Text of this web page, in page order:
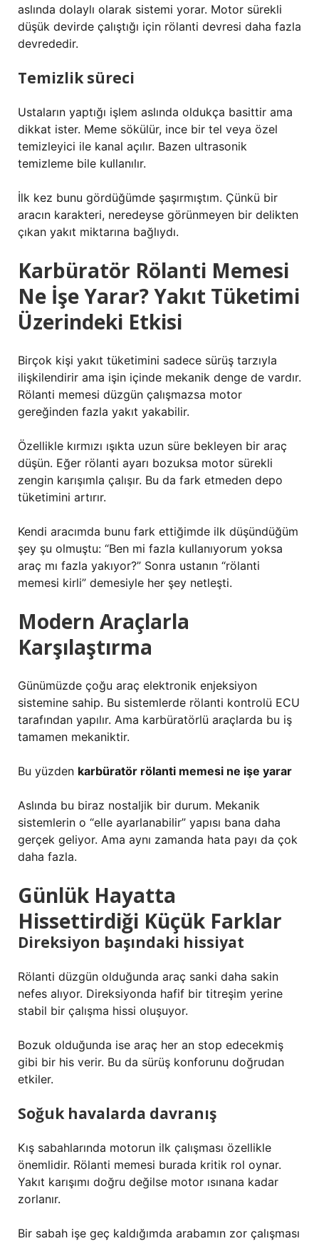
aslında dolaylı olarak sistemi yorar. Motor sürekli
düşük devirde çalıştığı için rölanti devresi daha fazla
devrededir.
Temizlik süreci
Ustaların yaptığı işlem aslında oldukça basittir ama
dikkat ister. Meme sökülür, ince bir tel veya özel
temizleyici ile kanal açılır. Bazen ultrasonik
temizleme bile kullanılır.
İlk kez bunu gördüğümde şaşırmıştım. Çünkü bir
aracın karakteri, neredeyse görünmeyen bir delikten
çıkan yakıt miktarına bağlıydı.
Karbüratör Rölanti Memesi
Ne İşe Yarar? Yakıt Tüketimi
Üzerindeki Etkisi
Birçok kişi yakıt tüketimini sadece sürüş tarzıyla
ilişkilendirir ama işin içinde mekanik denge de vardır.
Rölanti memesi düzgün çalışmazsa motor
gereğinden fazla yakıt yakabilir.
Özellikle kırmızı ışıkta uzun süre bekleyen bir araç
düşün. Eğer rölanti ayarı bozuksa motor sürekli
zengin karışımla çalışır. Bu da fark etmeden depo
tüketimini artırır.
Kendi aracımda bunu fark ettiğimde ilk düşündüğüm
şey şu olmuştu: “Ben mi fazla kullanıyorum yoksa
araç mı fazla yakıyor?” Sonra ustanın “rölanti
memesi kirli” demesiyle her şey netleşti.
Modern Araçlarla
Karşılaştırma
Günümüzde çoğu araç elektronik enjeksiyon
sistemine sahip. Bu sistemlerde rölanti kontrolü ECU
tarafından yapılır. Ama karbüratörlü araçlarda bu iş
tamamen mekaniktir.
Bu yüzden karbüratör rölanti memesi ne işe yarar
Aslında bu biraz nostaljik bir durum. Mekanik
sistemlerin o “elle ayarlanabilir” yapısı bana daha
gerçek geliyor. Ama aynı zamanda hata payı da çok
daha fazla.
Günlük Hayatta
Hissettirdiği Küçük Farklar
Direksiyon başındaki hissiyat
Rölanti düzgün olduğunda araç sanki daha sakin
nefes alıyor. Direksiyonda hafif bir titreşim yerine
stabil bir çalışma hissi oluşuyor.
Bozuk olduğunda ise araç her an stop edecekmiş
gibi bir his verir. Bu da sürüş konforunu doğrudan
etkiler.
Soğuk havalarda davranış
Kış sabahlarında motorun ilk çalışması özellikle
önemlidir. Rölanti memesi burada kritik rol oynar.
Yakıt karışımı doğru değilse motor ısınana kadar
zorlanır.
Bir sabah işe geç kaldığımda arabamın zor çalışması